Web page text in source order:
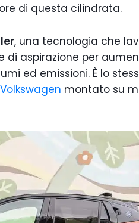
di questa cilindrata.
, una tecnologia che
di aspirazione per
ed emissioni. È lo
Volkswagen montato su